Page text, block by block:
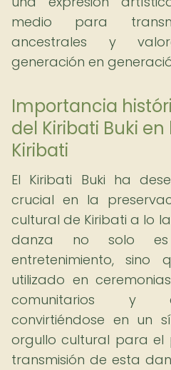
medio para
ancestrales y
generación en
Importancia
del Kiribati Buki
Kiribati
El Kiribati Buki ha
crucial en la
cultural de Kiribati a lo
danza no solo
entretenimiento,
utilizado en
comunitarios y
convirtiéndose en un
orgullo cultural para el
transmisión de esta